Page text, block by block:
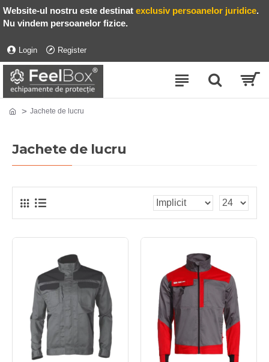
Website-ul nostru este destinat exclusiv persoanelor juridice.
Nu vindem persoanelor fizice.
Login Register
Jachete de lucru
Jachete de lucru